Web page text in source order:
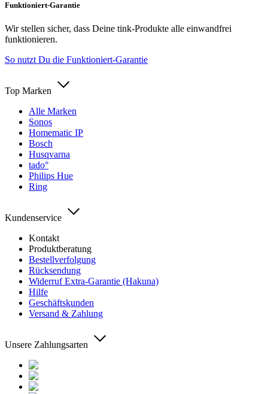
Funktioniert-Garantie
Wir stellen sicher, dass Deine tink-Produkte alle einwandfrei
funktionieren.
So nutzt Du die Funktioniert-Garantie
Top Marken
Alle Marken
Sonos
Homematic IP
Bosch
Husqvarna
tado°
Philips Hue
Ring
Kundenservice
Kontakt
Produktberatung
Bestellverfolgung
Rücksendung
Widerruf Extra-Garantie (Hakuna)
Hilfe
Geschäftskunden
Versand & Zahlung
Unsere Zahlungsarten